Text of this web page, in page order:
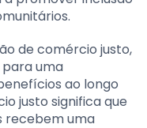
de comércio justo,
uma
ao longo
justo significa que
recebem uma